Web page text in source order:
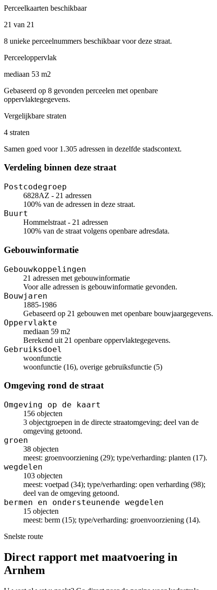
Perceelkaarten beschikbaar
21 van 21
8 unieke perceelnummers beschikbaar voor deze straat.
Perceeloppervlak
mediaan 53 m2
Gebaseerd op 8 gevonden perceelen met openbare
oppervlaktegegevens.
Vergelijkbare straten
4 straten
Samen goed voor 1.305 adressen in dezelfde stadscontext.
Verdeling binnen deze straat
Postcodegroep
6828AZ - 21 adressen
100% van de adressen in deze straat.
Buurt
Hommelstraat - 21 adressen
100% van de straat volgens openbare adresdata.
Gebouwinformatie
Gebouwkoppelingen
21 adressen met gebouwinformatie
Voor alle adressen is gebouwinformatie gevonden.
Bouwjaren
1885-1986
Gebaseerd op 21 gebouwen met openbare bouwjaargegevens.
Oppervlakte
mediaan 59 m2
Berekend uit 21 openbare oppervlaktegegevens.
Gebruiksdoel
woonfunctie
woonfunctie (16), overige gebruiksfunctie (5)
Omgeving rond de straat
Omgeving op de kaart
156 objecten
3 objectgroepen in de directe straatomgeving; deel van de
omgeving getoond.
groen
38 objecten
meest: groenvoorziening (29); type/verharding: planten (17).
wegdelen
103 objecten
meest: voetpad (34); type/verharding: open verharding (98);
deel van de omgeving getoond.
bermen en ondersteunende wegdelen
15 objecten
meest: berm (15); type/verharding: groenvoorziening (14).
Snelste route
Direct rapport met maatvoering in
Arnhem